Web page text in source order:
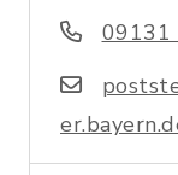
09131